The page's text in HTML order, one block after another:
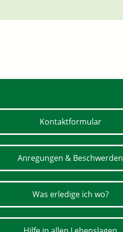
Kontaktformular
Anregungen & Beschwerden
Was erledige ich wo?